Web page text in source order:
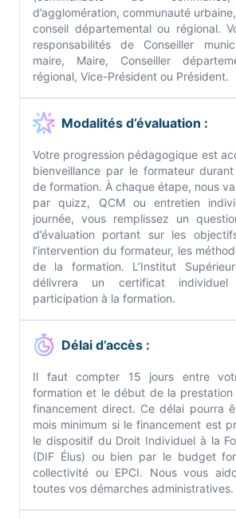
d’agglomération, communauté
conseil départemental ou régional.
responsabilités de Conseiller
maire, Maire, Conseiller
régional, Vice-Président ou Président.
Modalités d’évaluation :
Votre progression pédagogique est
bienveillance par le formateur
de formation. À chaque étape, nous
par quizz, QCM ou entretien
journée, vous remplissez un
d’évaluation portant sur les
l’intervention du formateur, les
de la formation. L’Institut
délivrera un certificat
participation à la formation.
Délai d’accès :
Il faut compter 15 jours entre
formation et le début de la prestation
financement direct. Ce délai pourra
mois minimum si le financement est
le dispositif du Droit Individuel à la
(DIF Élus) ou bien par le budget
collectivité ou EPCI. Nous vous
toutes vos démarches administratives.